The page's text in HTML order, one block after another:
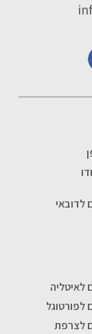
לדובאי
לאיטליה
לפורטוגל
לצרפת